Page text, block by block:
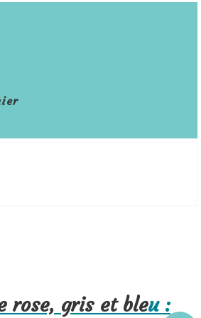
rose, gris et bleu :